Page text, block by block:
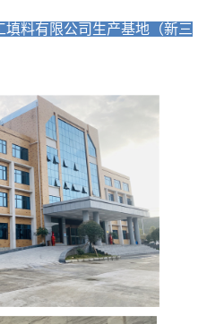
填料有限公司生产基地（新三